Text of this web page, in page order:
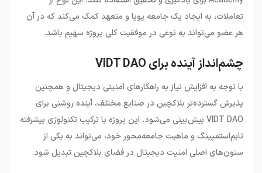
تعاملات، به ایجاد یک جامعه پویا و متعهد کمک می‌کند که در آن
هر عضو می‌تواند به نوعی در موفقیت کلی پروژه سهیم باشد.
چشم‌انداز آینده برای VIDT DAO
با توجه به افزایش نیاز به راهکارهای امنیتی دیجیتال و همچنین
پذیرش گسترده‌تر بلاکچین در صنایع مختلف، آینده روشنی برای
VIDT DAO پیش‌بینی می‌شود. این پروژه با ترکیب تکنولوژی پیشرفته
تایم‌استمپینگ و ماهیت جامعه‌محور خود، می‌تواند به یکی از
ستون‌های اصلی امنیت دیجیتال در فضای بلاکچین تبدیل شود.